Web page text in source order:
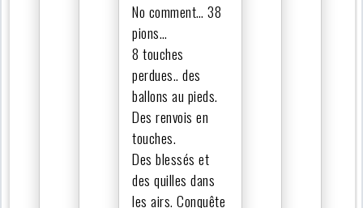
No comment… 38
pions…
8 touches
perdues.. des
ballons au pieds.
Des renvois en
touches.
Des blessés et
des quilles dans
les airs. Conquête